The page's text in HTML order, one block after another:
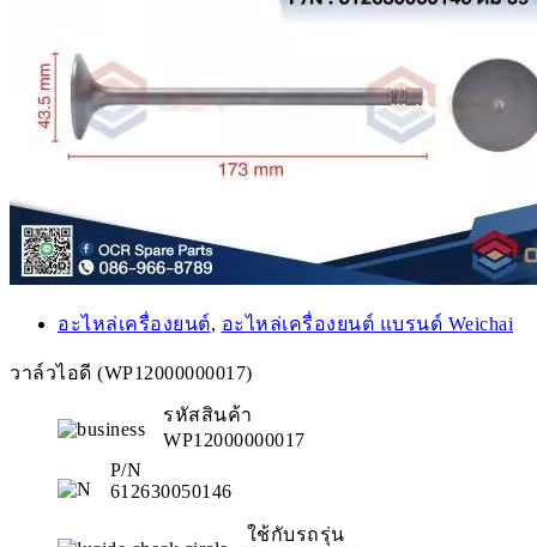
อะไหล่เครื่องยนต์, อะไหล่เครื่องยนต์ แบรนด์ Weichai
วาล์วไอดี (WP12000000017)
รหัสสินค้า
WP12000000017
P/N
612630050146
ใช้กับรถรุ่น